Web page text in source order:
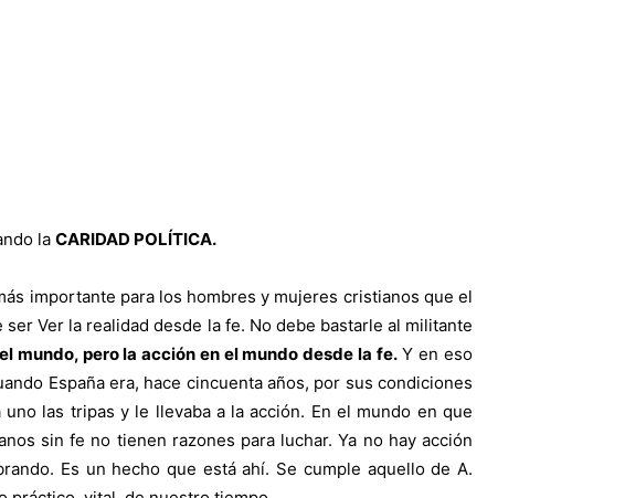
la CARIDAD POLÍTICA.
para los hombres y mujeres cristianos que el
Ver la realidad desde la fe. No debe bastarle al militante
mundo, pero la acción en el mundo desde la fe.Y en eso
España era, hace cincuenta años, por sus condiciones
las tripas y le llevaba a la acción. En el mundo en que
sin fe no tienen razones para luchar. Ya no hay acción
Es un hecho que está ahí. Se cumple aquello de A.